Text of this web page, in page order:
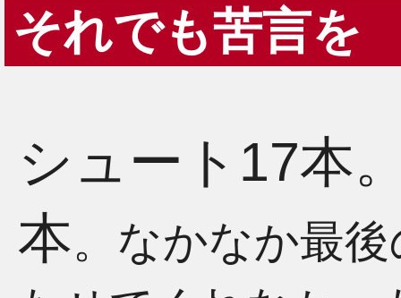
それでも苦言を
シュート17本
本。なかなか最